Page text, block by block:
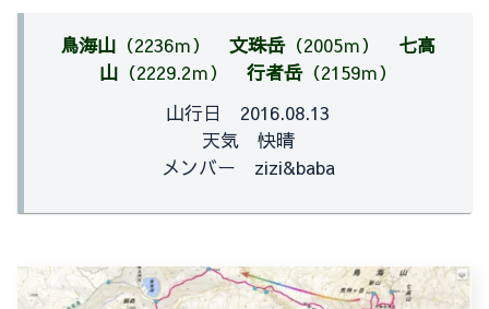
鳥海山 （2236ｍ） 文珠岳（2005ｍ） 七高
山（2229.2ｍ） 行者岳（2159ｍ）
山行日 2016.08.13
天気 快晴
メンバー zizi&baba